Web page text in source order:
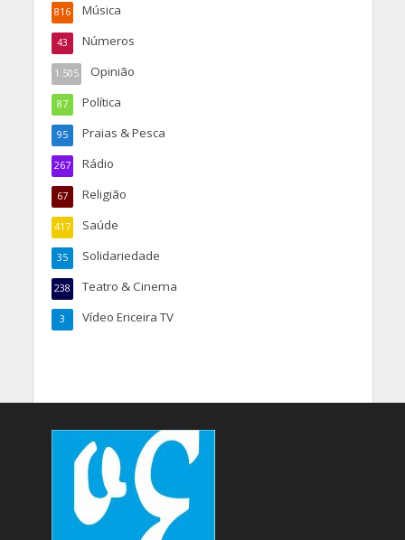
Música
816
Números
43
Opinião
1.505
Política
87
Praias & Pesca
95
Rádio
267
Religião
67
Saúde
417
Solidariedade
35
Teatro & Cinema
238
Vídeo Ericeira TV
3